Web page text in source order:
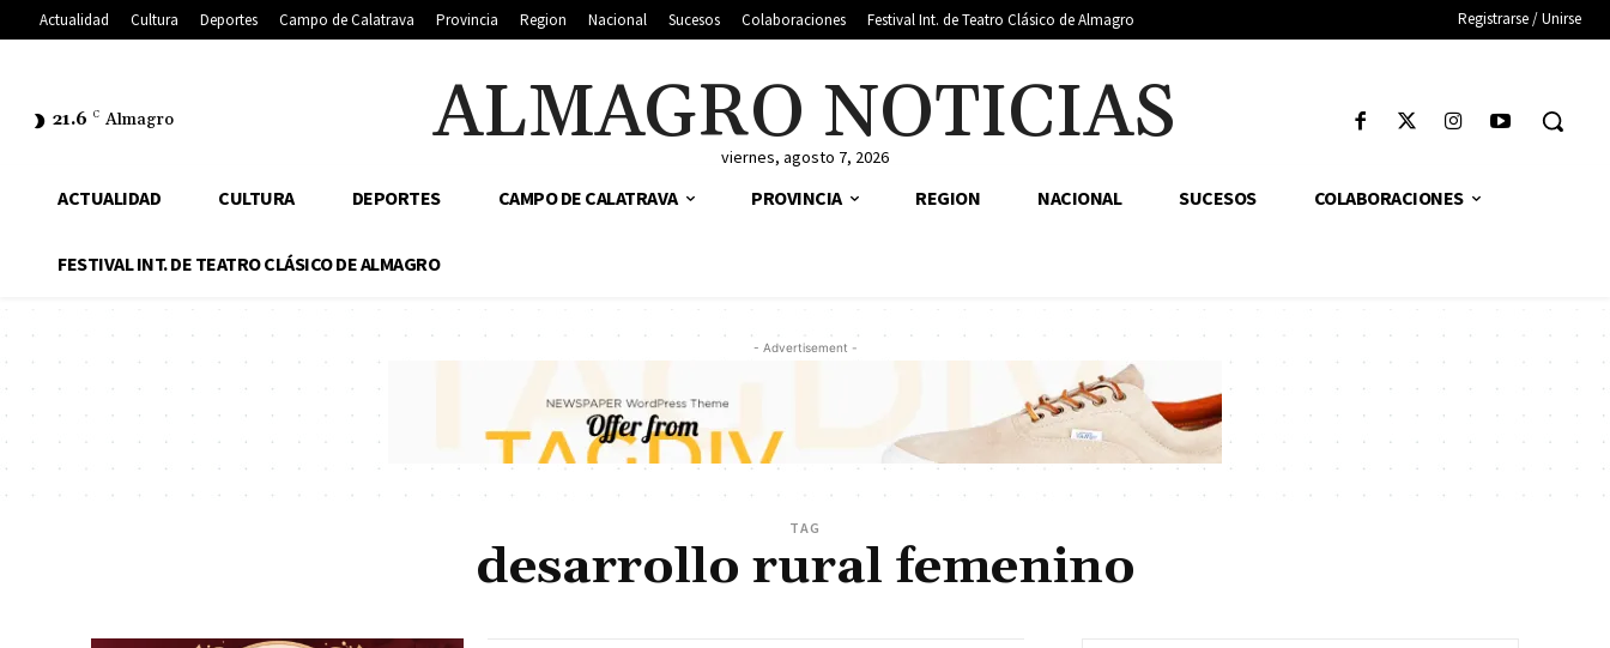
Actualidad Cultura Deportes Campo de Calatrava Provincia Region Nacional Sucesos Colaboraciones Festival Int. de Teatro Clásico de Almagro Registrarse / Unirse
21.6 C Almagro ALMAGRO NOTICIAS
viernes, agosto 7, 2026
ACTUALIDAD CULTURA DEPORTES CAMPO DE CALATRAVA PROVINCIA REGION NACIONAL SUCESOS COLABORACIONES
FESTIVAL INT. DE TEATRO CLÁSICO DE ALMAGRO
- Advertisement -
TAG
desarrollo rural femenino